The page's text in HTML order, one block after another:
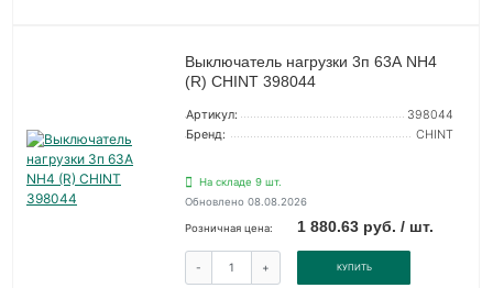
Выключатель нагрузки 3п 63А NH4
(R) CHINT 398044
Артикул:
398044
Бренд:
CHINT
На складе 9 шт.
Обновлено 08.08.2026
Розничная цена: 1 880.63 руб. / шт.
- + КУПИТЬ